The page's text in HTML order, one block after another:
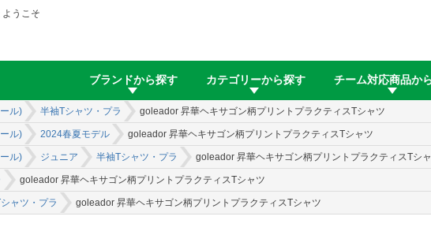
うこそ
ブランドから探す カテゴリーから探す チーム対応商品か
ル) 半袖Tシャツ・プラ goleador 昇華ヘキサゴン柄プリントプラクティスTシャツ
ル) 2024春夏モデル goleador 昇華ヘキサゴン柄プリントプラクティスTシャツ
ル) ジュニア 半袖Tシャツ・プラ goleador 昇華ヘキサゴン柄プリントプラクティスTシ
goleador 昇華ヘキサゴン柄プリントプラクティスTシャツ
ャツ・プラ goleador 昇華ヘキサゴン柄プリントプラクティスTシャツ